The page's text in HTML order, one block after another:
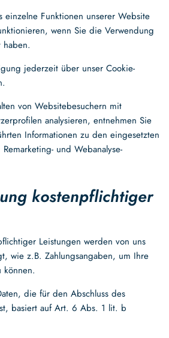
einzelne Funktionen unserer Website
wenn Sie die Verwendung
jederzeit über unser Cookie-
von Websitebesuchern mit
analysieren, entnehmen Sie
Informationen zu den eingesetzten
und Webanalyse-
kostenpflichtiger
Leistungen werden von uns
wie z.B. Zahlungsangaben, um Ihre
können.
die für den Abschluss des
basiert auf Art. 6 Abs. 1 lit. b